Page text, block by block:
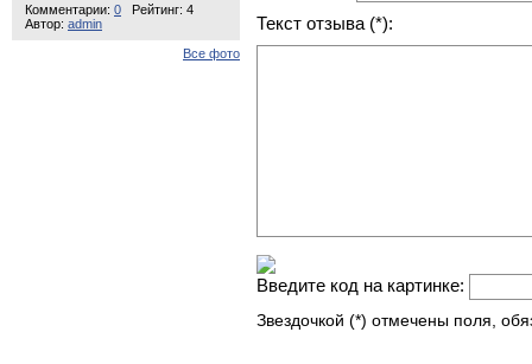
Комментарии: 0
Рейтинг: 4
Автор: admin
Все фото
Текст отзыва (*):
Введите код на картинке:
Звездочкой (*) отмечены поля,